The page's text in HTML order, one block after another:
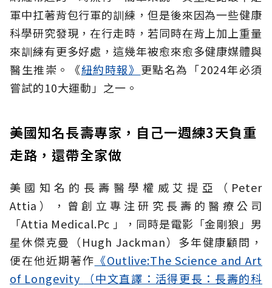
軍中扛著背包行軍的訓練，但是後來因為一些健康
科學研究發現，在行走時，若同時在背上加上重量
來訓練有更多好處，這幾年被愈來愈多健康媒體與
醫生推崇。《紐約時報》 更點名為「2024年必須
嘗試的10大運動」之一。
美國知名長壽專家，自己一週練3天負重
走路，還帶全家做
美國知名的長壽醫學權威艾提亞
（Peter
Attia）， 曾 創立專注研究長壽的醫療公司
「Attia Medical.Pc 」，同時是電影「金剛狼」男
星休傑克曼（Hugh Jackman）多年健康顧問，
便在他近期著作 《Outlive:The Science and Art
of Longevity
（中文直譯：活得更長：長壽的科